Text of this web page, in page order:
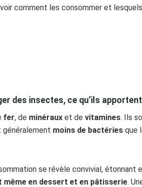
comment les consommer et
des insectes, ce qu’ils apportent
fer, de minéraux et de vitamines. Ils
généralement moins de bactéries que
se révèle convivial, étonnant
même en dessert et en pâtisserie.